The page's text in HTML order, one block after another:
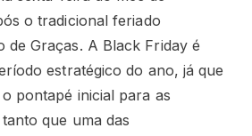
o tradicional feriado
de Graças. A Black Friday é
estratégico do ano, já que
pontapé inicial para as
que uma das